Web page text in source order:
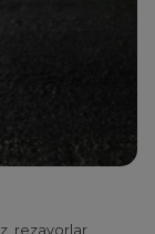
rezavorlar